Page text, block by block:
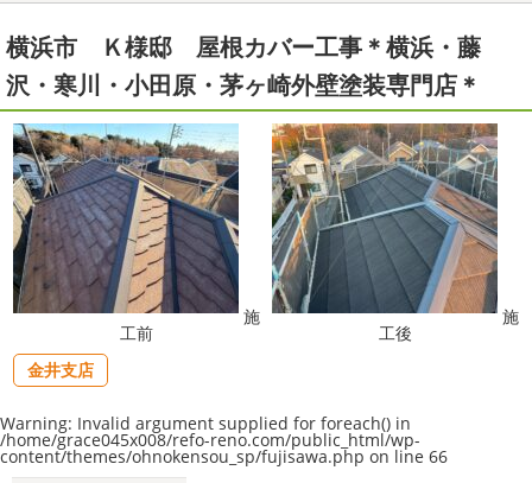
横浜市 Ｋ様邸 屋根カバー工事＊横浜・藤
沢・寒川・小田原・茅ヶ崎外壁塗装専門店＊
施
工前
施
工後
金井支店
Warning: Invalid argument supplied for foreach() in
/home/grace045x008/refo-reno.com/public_html/wp-
content/themes/ohnokensou_sp/fujisawa.php on line 66